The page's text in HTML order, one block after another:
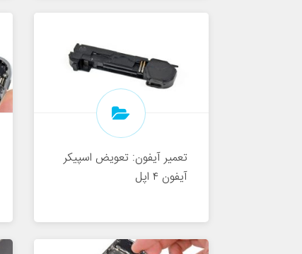
تعمیر آیفون: تعویض اسپیکر
آیفون ۴ اپل